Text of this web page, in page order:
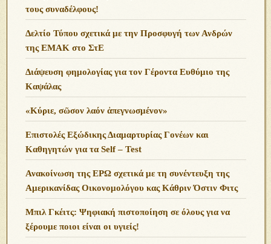
τους συναδέλφους!
Δελτίο Τύπου σχετικά με την Προσφυγή των Ανδρών
της ΕΜΑΚ στο ΣτΕ
Διάψευση φημολογίας για τον Γέροντα Ευθύμιο της
Καψάλας
«Κύριε, σῶσον λαόν ἀπεγνωσμένον»
Επιστολές Εξώδικης Διαμαρτυρίας Γονέων και
Καθηγητών για τα Self – Test
Ανακοίνωση της ΕΡΩ σχετικά με τη συνέντευξη της
Αμερικανίδας Οικονομολόγου κας Κάθριν Όστιν Φιτς
Μπιλ Γκέιτς: Ψηφιακή πιστοποίηση σε όλους για να
ξέρουμε ποιοι είναι οι υγιείς!